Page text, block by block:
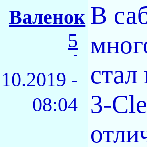
Валенок
5
-
-
08:04
В
3-